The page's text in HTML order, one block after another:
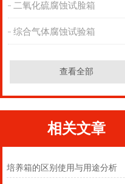
二氧化硫腐蚀试脸箱
综合气体腐蚀试验箱
查看全部
相关文章
培养箱的区别使用与用途分析